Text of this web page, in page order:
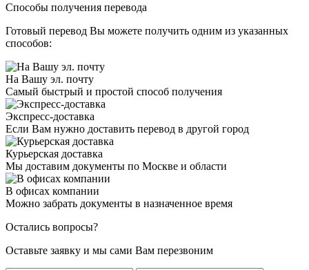
Способы получения перевода
Готовый перевод Вы можете получить одним из указанных
способов:
На Вашу эл. почту
Самый быстрый и простой способ получения
Экспресс-доставка
Если Вам нужно доставить перевод в другой город
Курьерская доставка
Мы доставим документы по Москве и области
В офисах компании
Можно забрать документы в назначенное время
Остались вопросы?
Оставьте заявку и мы сами Вам перезвоним